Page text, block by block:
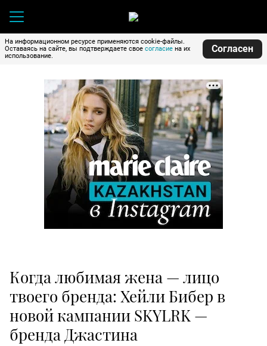
На информационном ресурсе применяются cookie-файлы.
Оставаясь на сайте, вы подтверждаете свое согласие на их
использование.
Согласен
Когда любимая жена — лицо
твоего бренда: Хейли Бибер в
новой кампании SKYLRK —
бренда Джастина